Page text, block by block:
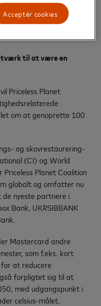
noget, der fungerer
og i målingerne for hver
til at være en
Priceless Planet
om at genoprette 100
og skovrestaurering-
(CI) og World
Planet Coalition
globalt og omfatter nu
de nyeste partnere i
Bank, UKRSIBBANK
Mastercard andre
som f.eks. kort
at reducere
forpligtet sig til at
med udgangspunkt i
celsius-målet.
Acceptér cookies